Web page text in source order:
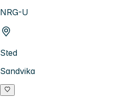
NRG-U
Sted
Sandvika